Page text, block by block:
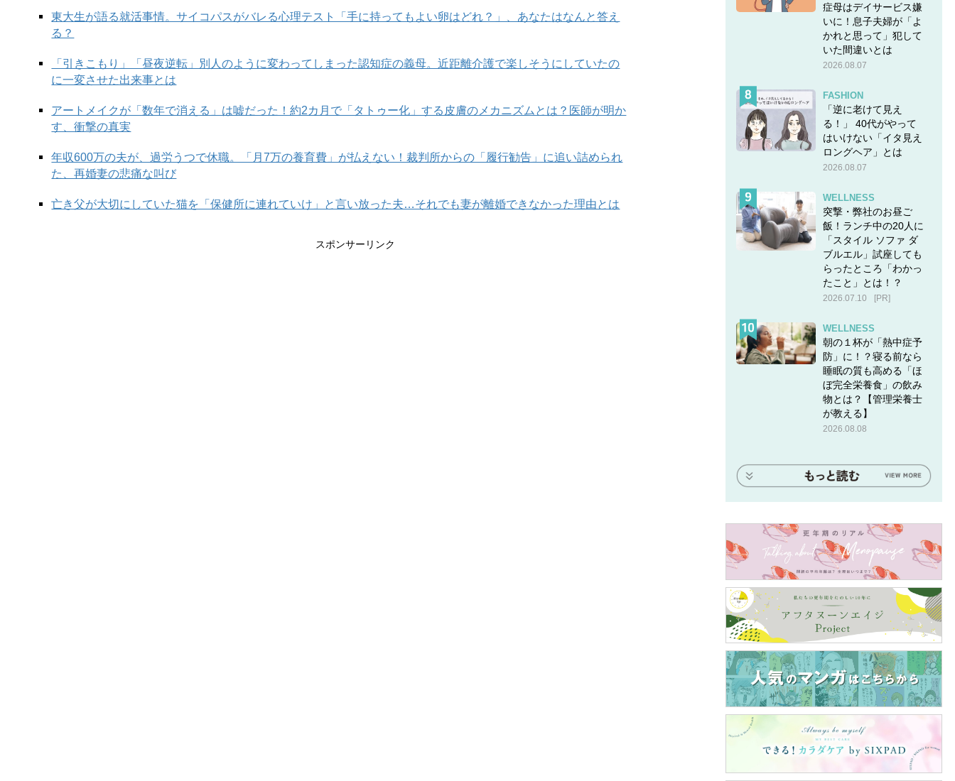
両脇に深いスリットが入り、ダブルながらもちょっと抜けたオトナのかわいらしさを演出するオーバーサイズのジャ
ケットは、先シーズン大人気の型です。今シーズンはシャンブレーで登場しました。美しい落ち感、着回しパワーも
十分すぎるほどです。
東大生が語る就活事情。サイコパスがバレる心理テスト「手に持ってもよい卵はどれ？」、あなたはなんと答え
る？
「引きこもり」「昼夜逆転」別人のように変わってしまった認知症の義母。近距離介護で楽しそうにしていたの
に一変させた出来事とは
アートメイクが「数年で消える」は嘘だった！約2カ月で「タトゥー化」する皮膚のメカニズムとは？医師が明か
す、衝撃の真実
年収600万の夫が、過労うつで休職。「月7万の養育費」が払えない！裁判所からの「履行勧告」に追い詰められ
た、再婚妻の悲痛な叫び
亡き父が大切にしていた猫を「保健所に連れていけ」と言い放った夫…それでも妻が離婚できなかった理由とは
スポンサーリンク
症母はデイサービス嫌
いに！息子夫婦が「よ
かれと思って」犯して
いた間違いとは
2026.08.07
FASHION
「逆に老けて見え
る！」 40代がやって
はいけない「イタ見え
ロングヘア」とは
2026.08.07
WELLNESS
突撃・弊社のお昼ご
飯！ランチ中の20人に
「スタイル ソファ ダ
ブルエル」試座しても
らったところ「わかっ
たこと」とは！？
2026.07.10 [PR]
WELLNESS
朝の１杯が「熱中症予
防」に！？寝る前なら
睡眠の質も高める「ほ
ぼ完全栄養食」の飲み
物とは？【管理栄養士
が教える】
2026.08.08